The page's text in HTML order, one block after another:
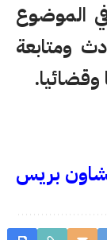
الموضوع
ومتابعة
وقضائيا.
بريس